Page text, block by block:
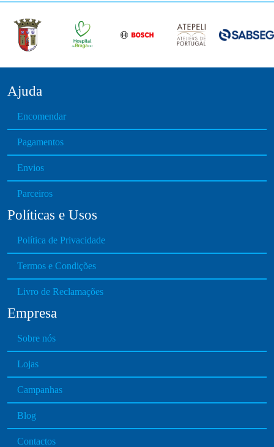
Ajuda
Encomendar
Pagamentos
Envios
Parceiros
Políticas e Usos
Política de Privacidade
Termos e Condições
Livro de Reclamações
Empresa
Sobre nós
Lojas
Campanhas
Blog
Contactos